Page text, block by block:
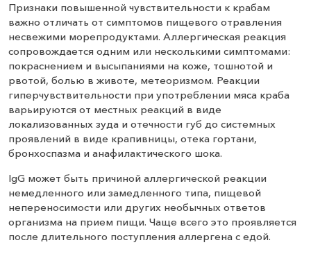
Признаки повышенной чувствительности к крабам
важно отличать от симптомов пищевого отравления
несвежими морепродуктами. Аллергическая реакция
сопровождается одним или несколькими симптомами:
покраснением и высыпаниями на коже, тошнотой и
рвотой, болью в животе, метеоризмом. Реакции
гиперчувствительности при употреблении мяса краба
варьируются от местных реакций в виде
локализованных зуда и отечности губ до системных
проявлений в виде крапивницы, отека гортани,
бронхоспазма и анафилактического шока.
IgG может быть причиной аллергической реакции
немедленного или замедленного типа, пищевой
непереносимости или других необычных ответов
организма на прием пищи. Чаще всего это проявляется
после длительного поступления аллергена с едой.